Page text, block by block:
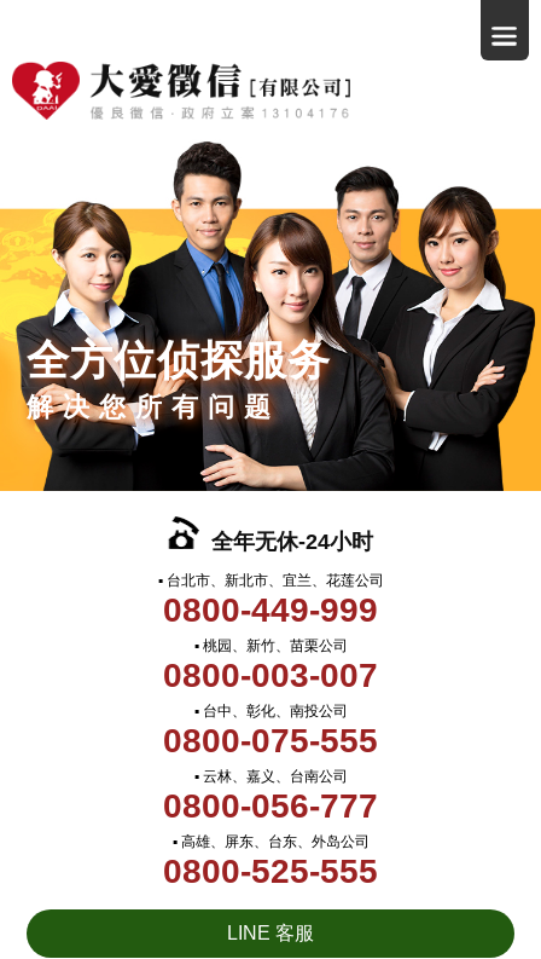
全方位侦探服务
解决您所有问题
全年无休-24小时
▪ 台北市、新北市、宜兰、花莲公司
0800-449-999
▪ 桃园、新竹、苗栗公司
0800-003-007
▪ 台中、彰化、南投公司
0800-075-555
▪ 云林、嘉义、台南公司
0800-056-777
▪ 高雄、屏东、台东、外岛公司
0800-525-555
LINE 客服